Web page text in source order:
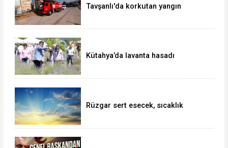
Tavşanlı'da korkutan yangın
Kütahya’da lavanta hasadı
Rüzgar sert esecek, sıcaklık